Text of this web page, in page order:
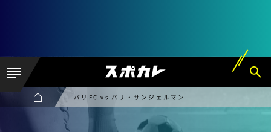
パリFC vs パリ・サンジェルマン